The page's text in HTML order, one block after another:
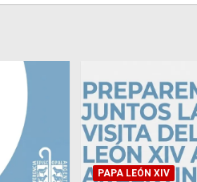
PAPA LEÓN XIV